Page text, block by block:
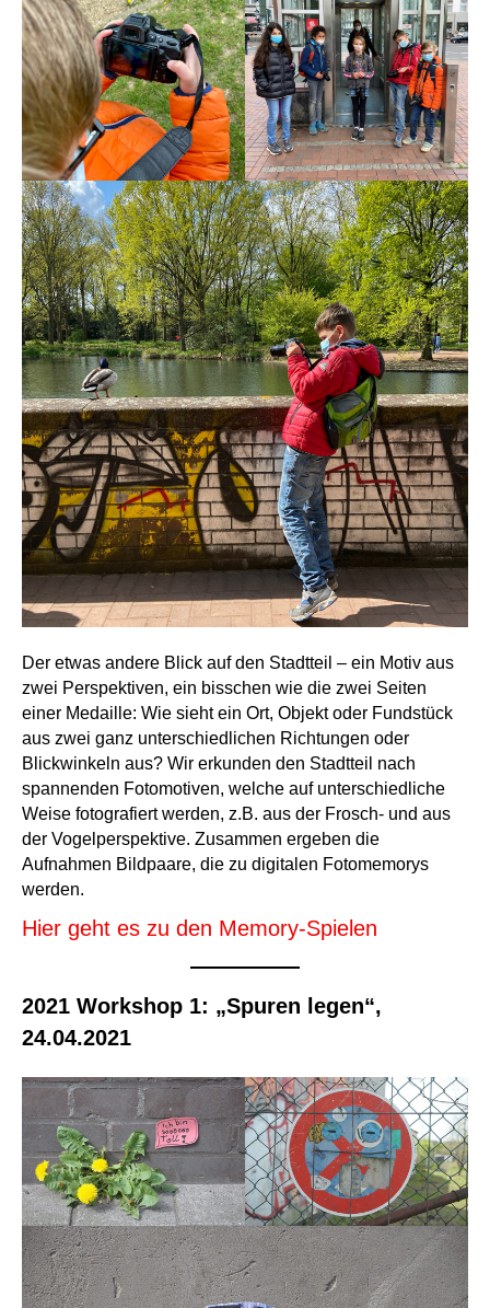
Der etwas andere Blick auf den Stadtteil – ein Motiv aus
zwei Perspektiven, ein bisschen wie die zwei Seiten
einer Medaille: Wie sieht ein Ort, Objekt oder Fundstück
aus zwei ganz unterschiedlichen Richtungen oder
Blickwinkeln aus? Wir erkunden den Stadtteil nach
spannenden Fotomotiven, welche auf unterschiedliche
Weise fotografiert werden, z.B. aus der Frosch- und aus
der Vogelperspektive. Zusammen ergeben die
Aufnahmen Bildpaare, die zu digitalen Fotomemorys
werden.
Hier geht es zu den Memory-Spielen
2021 Workshop 1: „Spuren legen“,
24.04.2021